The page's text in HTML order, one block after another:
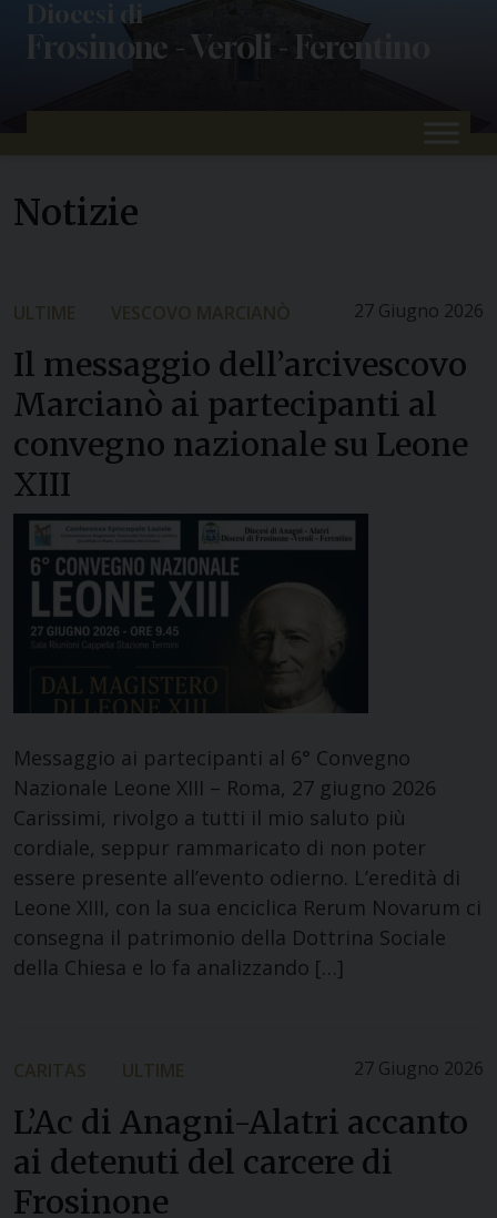
Diocesi di
Frosinone - Veroli - Ferentino
Notizie
27 Giugno 2026
ULTIME VESCOVO MARCIANÒ
Il messaggio dell’arcivescovo
Marcianò ai partecipanti al
convegno nazionale su Leone
XIII
Messaggio ai partecipanti al 6° Convegno
Nazionale Leone XIII – Roma, 27 giugno 2026
Carissimi, rivolgo a tutti il mio saluto più
cordiale, seppur rammaricato di non poter
essere presente all’evento odierno. L’eredità di
Leone XIII, con la sua enciclica Rerum Novarum ci
consegna il patrimonio della Dottrina Sociale
della Chiesa e lo fa analizzando […]
27 Giugno 2026
CARITAS ULTIME
L’Ac di Anagni-Alatri accanto
ai detenuti del carcere di
Frosinone